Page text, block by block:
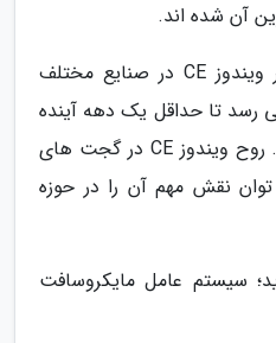
روی هم رفته در حال حاضر ویندوز CE در صنایع مختلف
رسد تا حداقل یک دهه آینده
هم انجام وظیفه خواهد کرد. روح ویندوز CE در گجت های
نقش مهم آن را در حوزه
آشنا شوید؛ سیستم عامل مایکروسافت